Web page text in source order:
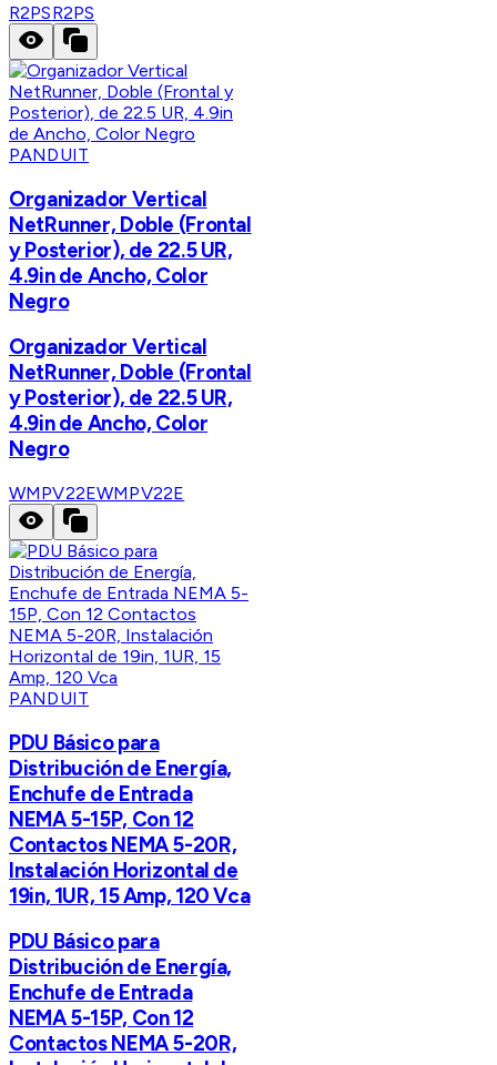
R2PSR2PS
PANDUIT
Organizador Vertical
NetRunner, Doble (Frontal
y Posterior), de 22.5 UR,
4.9in de Ancho, Color
Negro
Organizador Vertical
NetRunner, Doble (Frontal
y Posterior), de 22.5 UR,
4.9in de Ancho, Color
Negro
WMPV22EWMPV22E
PANDUIT
PDU Básico para
Distribución de Energía,
Enchufe de Entrada
NEMA 5-15P, Con 12
Contactos NEMA 5-20R,
Instalación Horizontal de
19in, 1UR, 15 Amp, 120 Vca
PDU Básico para
Distribución de Energía,
Enchufe de Entrada
NEMA 5-15P, Con 12
Contactos NEMA 5-20R,